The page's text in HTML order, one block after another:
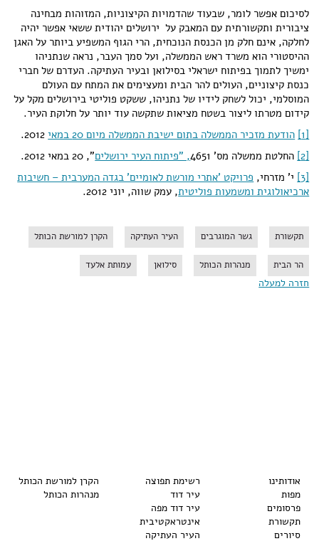
לסיכום אפשר לומר, שבעוד שהדמויות הקיצוניות, המזוהות מבחינה
ציבורית ותקשורתית עם המאבק על ירושלים יהודית ששאי אפשר יהיה
לחלקה, אינם חלק מן הכנסת הנוכחית, הרי הגוף המשפיע ביותר על האגן
ההיסטורי הוא משרד ראש הממשלה, ועל סמך העבר, נראה שנתניהו
ימשיך לתמוך בפיתוח ישראלי בסילואן ובעיר העתיקה. העדרם של חברי
כנסת קיצוניים, העולים להר הבית ומעצימים את המתח עם העולם
המוסלמי, יכול לשחק לידיו של נתניהו, ששקט פוליטי בירושלים מקל על
קידום מטרתו ליצור בשטח מציאות שתקשה עוד יותר על חלוקת העיר.
[1]
הודעת מזכיר הממשלה בתום ישיבת הממשלה מיום 20 במאי
2012.
[2]
החלטת ממשלה מס' 4651 , "פיתוח העיר ירושלים", 20 במאי 2012.
[3]
י' מזרחי, פרויקט 'אתרי מורשת לאומיים' בגדה המערבית – חשיבות
ארכיאולוגית ומשמעות פוליטית, עמק שווה, יוני 2012.
תקשורת גשר המוגרבים העיר העתיקה הקרן למורשת הכותל
הר הבית מנהרות הכותל סילואן עמותת אלעד
חזרה למעלה
אודותינו
מפות
פרסומים
תקשורת
סיורים
רשימת תפוצה
עיר דוד
עיר דוד מפה
אינטראקטיבית
העיר העתיקה
הקרן למורשת הכותל
מנהרות הכותל